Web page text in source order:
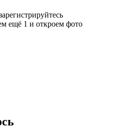
ещё 1 и откроем фото